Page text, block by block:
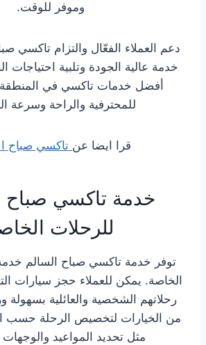
وموفر للوقت.
دعم العملاء الفعّال والتزام تاكسي
خدمة عالية الجودة وتلبية احتياجات
أفضل خدمات تاكسي في المنطقة.
للمحترفية والراحة وسرعة
قرا ايضا عن تاكسي صباح
خدمة تاكسي صباح
للرحلات
توفر خدمة تاكسي صباح السالم
الخاصة. يمكن للعملاء حجز سيارات
رحلاتهم الشخصية والعائلية بسهولة
من الخيارات لتخصيص الرحلة حسب
مثل تحديد المواعيد